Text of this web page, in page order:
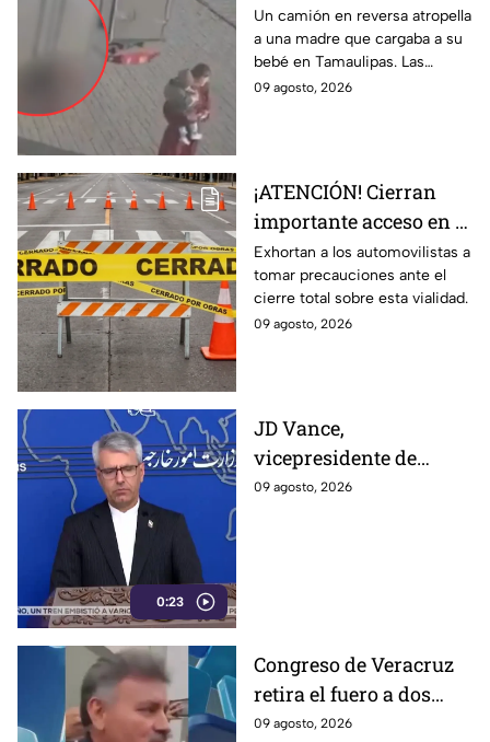
ATR0PELLA a madre
que cargaba a su BEBÉ
y les pasa por encima;
así ocurrió
Un camión en reversa atropella
a una madre que cargaba a su
bebé en Tamaulipas. Las
fuertes imágenes captadas por
09 agosto, 2026
¡ATENCIÓN! Cierran
importante acceso en el
Eje Metropolitano en
León; ¿cuál es el
motivo?
Exhortan a los automovilistas a
tomar precauciones ante el
cierre total sobre esta vialidad.
09 agosto, 2026
0:23
JD Vance,
vicepresidente de
Estados Unidos,
09 agosto, 2026
Congreso de Veracruz
retira el fuero a dos
alcaldes; revelan
09 agosto, 2026